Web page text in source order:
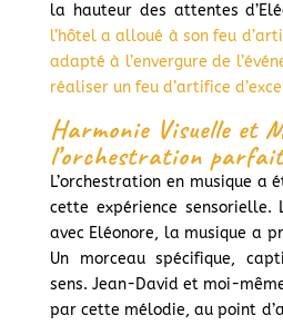
la hauteur des attentes
l’hôtel a alloué à son feu
adapté à l’envergure de
réaliser un feu d’artifice
Harmonie Visuelle et
l’orchestration
L’orchestration en musique
cette expérience sensorielle.
avec Eléonore, la musique a
Un morceau spécifique,
sens. Jean-David et moi-
par cette mélodie, au point